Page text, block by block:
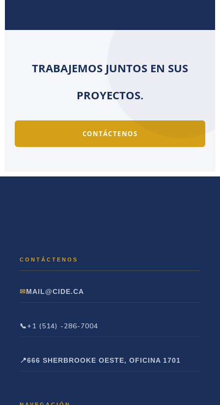
TRABAJEMOS JUNTOS EN SUS
PROYECTOS.
CONTÁCTENOS
MAIL@CIDE.CA
+1 (514) -286-7004
666 SHERBROOKE OESTE, OFICINA 1701